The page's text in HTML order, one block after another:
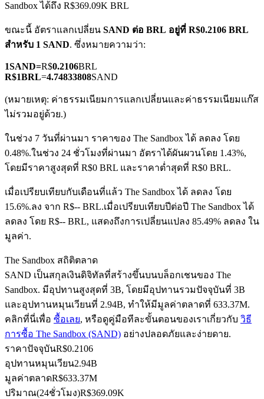
TradFi
อนุพันธ์ของหุ้น ฟอเร็กซ์ โลหะมีค่า และสินค้าโภคภัณฑ์
ฟิวเจอร์ส USDC
คัดลอกการซื้อขาย
เข้าร่วมกับเทรดเดอร์ชั้นนำ
Sandbox ได้ถึง R$369.09K BRL
ขณะนี้ อัตราแลกเปลี่ยน SAND ต่อ BRL อยู่ที่ R$0.2106 BRL
สำหรับ 1 SAND. ซึ่งหมายความว่า:
1SAND=R$0.2106BRL
R$1BRL=4.74833808SAND
(หมายเหตุ: ค่าธรรมเนียมการแลกเปลี่ยนและค่าธรรมเนียมแก๊ส
ไม่รวมอยู่ด้วย.)
ในช่วง 7 วันที่ผ่านมา ราคาของ The Sandbox ได้ ลดลง โดย
0.48%.ในช่วง 24 ชั่วโมงที่ผ่านมา อัตราได้ผันผวนโดย 1.43%,
โดยมีราคาสูงสุดที่ R$0 BRL และราคาต่ำสุดที่ R$0 BRL.
เมื่อเปรียบเทียบกับเดือนที่แล้ว The Sandbox ได้ ลดลง โดย
15.6%.ลง จาก R$-- BRL.เมื่อเปรียบเทียบปีต่อปี The Sandbox ได้
ลดลง โดย R$-- BRL, แสดงถึงการเปลี่ยนแปลง 85.49% ลดลง ใน
มูลค่า.
The Sandbox สถิติตลาด
SAND เป็นสกุลเงินดิจิทัลที่สร้างขึ้นบนบล็อกเชนของ The
Sandbox. มีอุปทานสูงสุดที่ 3B, โดยมีอุปทานรวมปัจจุบันที่ 3B
และอุปทานหมุนเวียนที่ 2.94B, ทำให้มีมูลค่าตลาดที่ 633.37M.
คลิกที่นี่เพื่อ ซื้อเลย, หรือดูคู่มือทีละขั้นตอนของเราเกี่ยวกับ วิธี
การซื้อ The Sandbox (SAND) อย่างปลอดภัยและง่ายดาย.
ราคาปัจจุบันR$0.2106
อุปทานหมุนเวียน2.94B
มูลค่าตลาดR$633.37M
ปริมาณ(24ชั่วโมง)R$369.09K